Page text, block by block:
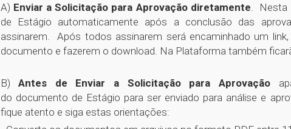
A) Enviar a Solicitação para Aprovação diretamente .
de Estágio automaticamente após a conclusão das
assinarem . Após todos assinarem será encaminhado um
documento e fazerem o download. Na Plataforma também
B)Antes de Enviar a Solicitação para Aprovação
do documento de Estágio para ser enviado para análise e
fique atento e siga estas orientações: